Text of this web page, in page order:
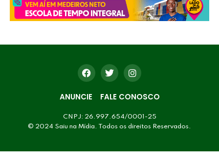
ANUNCIE FALE CONOSCO
CNPJ: 26.997.654/0001-25
© 2024 Saiu na Mídia. Todos os direitos Reservados.